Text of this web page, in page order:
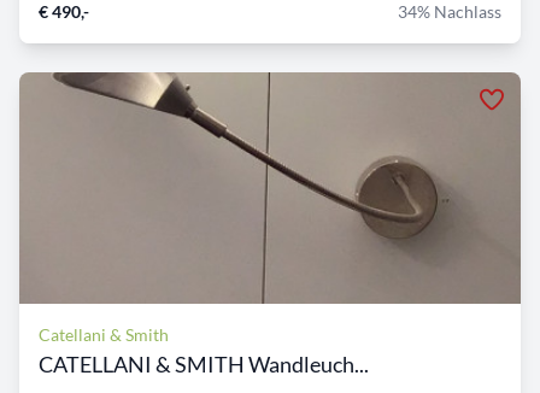
€ 490,- 34% Nachlass
Catellani & Smith
CATELLANI & SMITH Wandleuch...